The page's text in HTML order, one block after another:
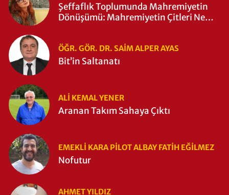
Şeffaflık Toplumunda Mahremiyetin
Dönüşümü: Mahremiyetin Çitleri Ne
ÖĞR. GÖR. DR. SAIM ALPER AYAS
Bit’in Saltanatı
ALI KEMAL YENER
Aranan Takım Sahaya Çıktı
EMEKLI KARA PILOT ALBAY FATIH EĞİLMEZ
Nofutur
AHMET YILDIZ